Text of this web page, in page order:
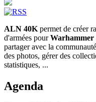
ALN 40K permet de créer
d'armées pourWarhammer
partager avec la
des photos, gérer des
statistiques, ...
Agenda